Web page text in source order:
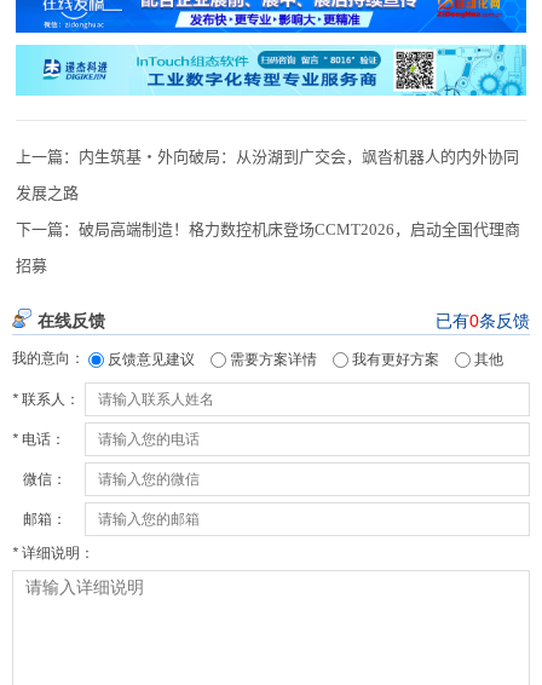
上一篇： 内生筑基・外向破局：从汾湖到广交会，飒沓机器人的内外协同
发展之路
下一篇：破局高端制造！格力数控机床登场CCMT2026，启动全国代理商
招募